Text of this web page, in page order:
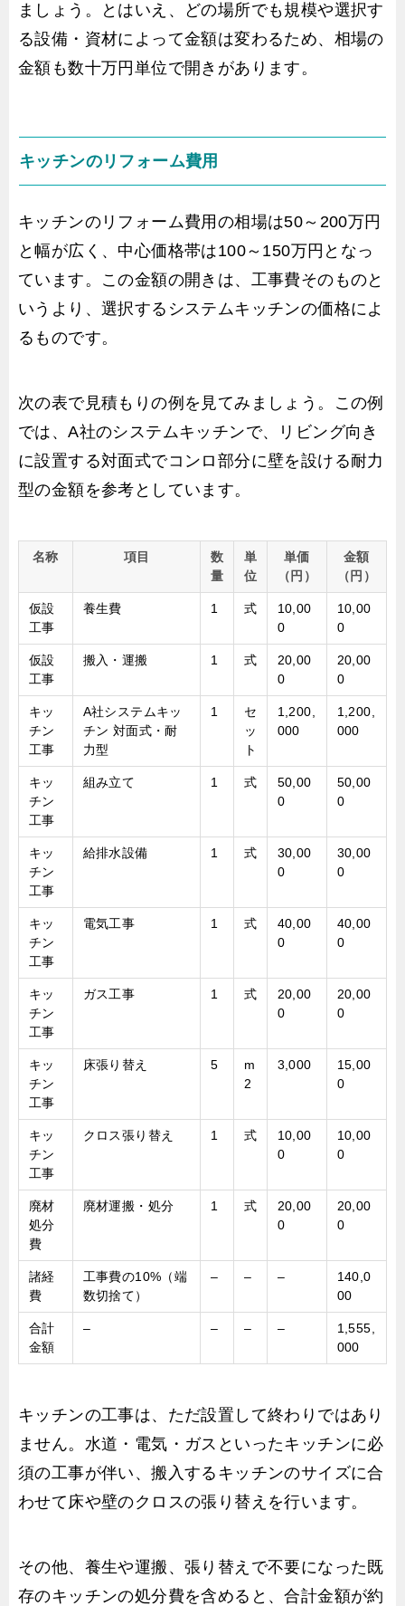
ましょう。とはいえ、どの場所でも規模や選択す
る設備・資材によって金額は変わるため、相場の
金額も数十万円単位で開きがあります。
キッチンのリフォーム費用
キッチンのリフォーム費用の相場は50～200万円
と幅が広く、中心価格帯は100～150万円となっ
ています。この金額の開きは、工事費そのものと
いうより、選択するシステムキッチンの価格によ
るものです。
次の表で見積もりの例を見てみましょう。この例
では、A社のシステムキッチンで、リビング向き
に設置する対面式でコンロ部分に壁を設ける耐力
型の金額を参考としています。
名称 項目
数
量
単
位
単価
（円）
金額
（円）
仮設
工事
養生費 1 式
10,00
0
10,00
0
仮設
工事
搬入・運搬 1 式
20,00
0
20,00
0
キッ
チン
工事
A社システムキッ
チン 対面式・耐
力型
1
セ
ッ
ト
1,200,
000
1,200,
000
キッ
チン
工事
組み立て 1 式
50,00
0
50,00
0
キッ
チン
工事
給排水設備 1 式
30,00
0
30,00
0
キッ
チン
工事
電気工事 1 式
40,00
0
40,00
0
キッ
チン
工事
ガス工事 1 式
20,00
0
20,00
0
キッ
チン
工事
床張り替え 5
m
2
3,000
15,00
0
キッ
チン
工事
クロス張り替え 1 式
10,00
0
10,00
0
廃材
処分
費
廃材運搬・処分 1 式
20,00
0
20,00
0
諸経
費
工事費の10%（端
数切捨て）
– – –
140,0
00
合計
金額
– – – –
1,555,
000
キッチンの工事は、ただ設置して終わりではあり
ません。水道・電気・ガスといったキッチンに必
須の工事が伴い、搬入するキッチンのサイズに合
わせて床や壁のクロスの張り替えを行います。
その他、養生や運搬、張り替えで不要になった既
存のキッチンの処分費を含めると、合計金額が約